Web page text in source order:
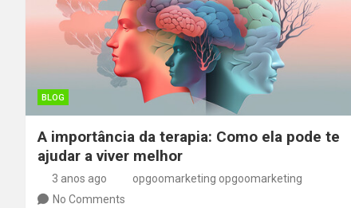
BLOG
A importância da terapia: Como ela pode te
ajudar a viver melhor
3 anos ago
opgoomarketing opgoomarketing
No Comments